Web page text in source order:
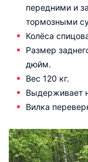
передними и
тормозными
Колёса
Размер
дюйм.
Вес 120 кг.
Выдерживает
Вилка